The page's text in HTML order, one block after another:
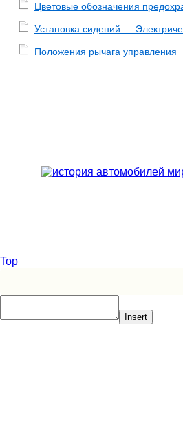
Цветовые обозначения
Установка сидений —
Положения рычага управления
Top
Insert